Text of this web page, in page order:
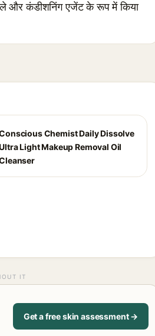
और कंडीशनिंग एजेंट के रूप में किया
Chemist Daily Dissolve
Light Makeup Removal Oil
IT
Get a free skin assessment →